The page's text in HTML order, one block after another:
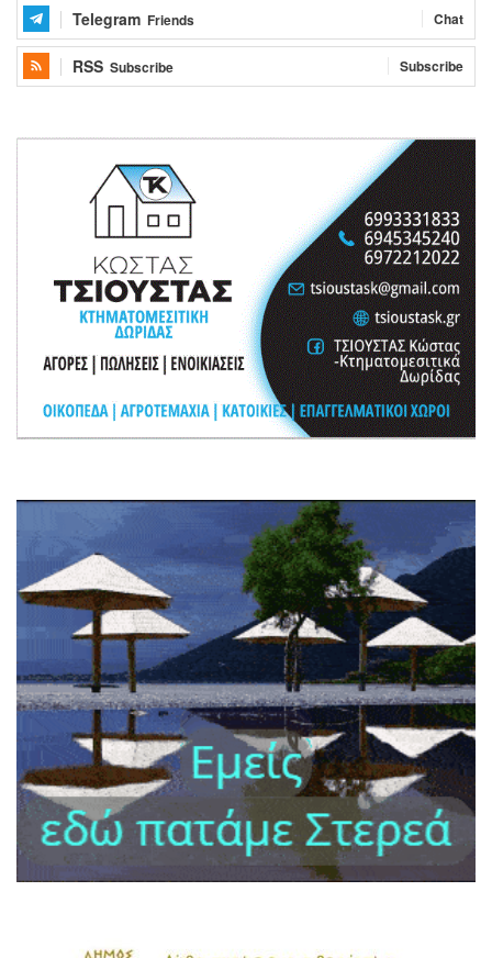
Telegram Friends Chat
RSS Subscribe Subscribe